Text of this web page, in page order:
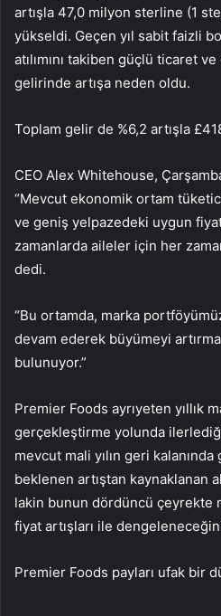
artışla 47,0 milyon sterline (1
yükseldi. Geçen yıl sabit faizli
atılımını takiben güçlü ticaret
gelirinde artışa neden oldu.
Toplam gelir de %6,2 artışla
CEO Alex Whitehouse,
“Mevcut ekonomik ortam
ve geniş yelpazedeki uygun
zamanlarda aileler için her
dedi.
“Bu ortamda, marka
devam ederek büyümeyi
bulunuyor.”
Premier Foods ayrıyeten yıllık
gerçekleştirme yolunda
mevcut mali yılın geri
beklenen artıştan kaynaklanan
lakin bunun dördüncü çeyrekte
fiyat artışları ile
Premier Foods payları ufak bir